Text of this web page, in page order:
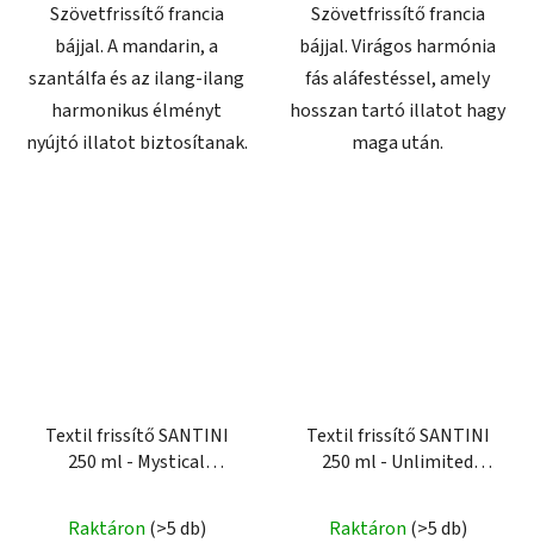
Szövetfrissítő francia
bájjal. A mandarin, a
szantálfa és az ilang-ilang
harmonikus élményt
nyújtó illatot biztosítanak.
Szövetfrissítő francia
bájjal. Virágos harmónia
fás aláfestéssel, amely
hosszan tartó illatot hagy
maga után.
Textil frissítő SANTINI
250 ml - Mystical
Raktáron (>5 db)
Textil frissítő SANTINI
250 ml - Unlimited
Raktáron (>5 db)